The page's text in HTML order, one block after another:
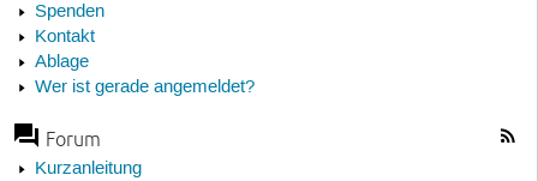
Spenden
Kontakt
Ablage
Wer ist gerade angemeldet?
Forum
Kurzanleitung